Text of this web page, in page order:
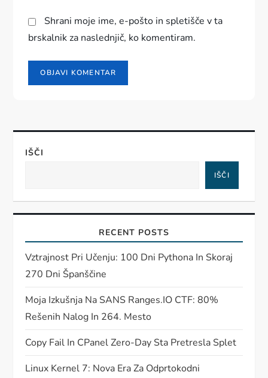
Shrani moje ime, e-pošto in spletišče v ta
brskalnik za naslednjič, ko komentiram.
IŠČI
IŠČI
RECENT POSTS
Vztrajnost Pri Učenju: 100 Dni Pythona In Skoraj
270 Dni Španščine
Moja Izkušnja Na SANS Ranges.IO CTF: 80%
Rešenih Nalog In 264. Mesto
Copy Fail In CPanel Zero-Day Sta Pretresla Splet
Linux Kernel 7: Nova Era Za Odprtokodni